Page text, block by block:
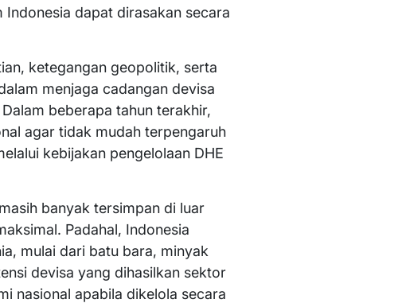
dapat dirasakan secara
ketegangan geopolitik, serta
menjaga cadangan devisa
beberapa tahun terakhir,
agar tidak mudah terpengaruh
kebijakan pengelolaan DHE
banyak tersimpan di luar
Padahal, Indonesia
mulai dari batu bara, minyak
devisa yang dihasilkan sektor
nasional apabila dikelola secara